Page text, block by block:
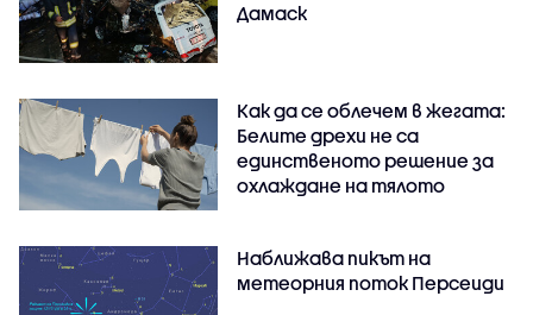
Дамаск
Как да се облечем в жегата:
Белите дрехи не са
единственото решение за
охлаждане на тялото
Наближава пикът на
метеорния поток Персеиди